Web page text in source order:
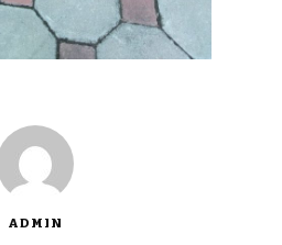
ADMIN